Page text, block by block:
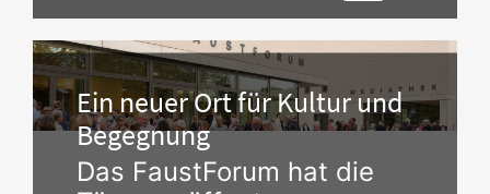
Ein neuer Ort für Kultur und
Begegnung
Das FaustForum hat die